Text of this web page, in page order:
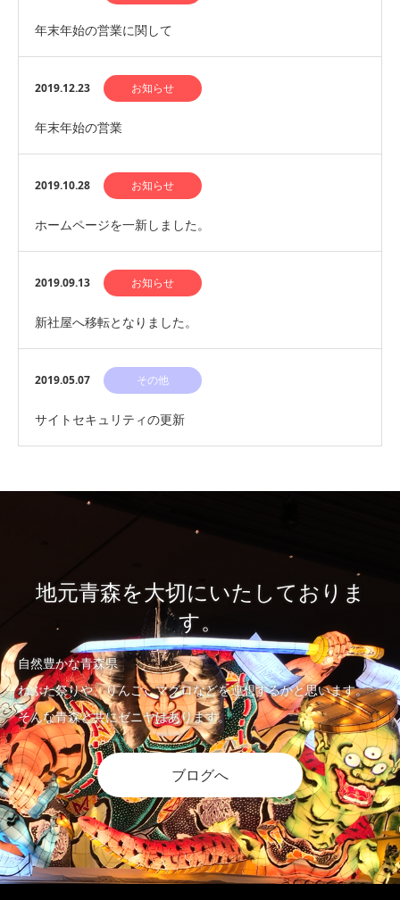
年末年始の営業に関して
2019.12.23 お知らせ
年末年始の営業
2019.10.28 お知らせ
ホームページを一新しました。
2019.09.13 お知らせ
新社屋へ移転となりました。
2019.05.07 その他
サイトセキュリティの更新
地元青森を大切にいたしておりま
す。
自然豊かな青森県
ねぶた祭りや、りんご、マグロなどを連想するかと思います。
そんな青森と共にゼニヤはあります。
ブログへ